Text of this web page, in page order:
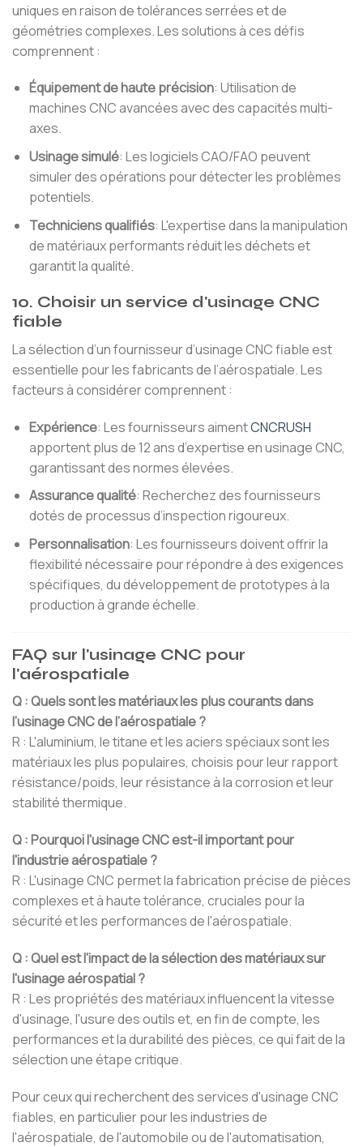
uniques en raison de tolérances serrées et de
géométries complexes. Les solutions à ces défis
comprennent :
Équipement de haute précision: Utilisation de
machines CNC avancées avec des capacités multi-
axes.
Usinage simulé: Les logiciels CAO/FAO peuvent
simuler des opérations pour détecter les problèmes
potentiels.
Techniciens qualifiés: L'expertise dans la manipulation
de matériaux performants réduit les déchets et
garantit la qualité.
10. Choisir un service d'usinage CNC
fiable
La sélection d’un fournisseur d’usinage CNC fiable est
essentielle pour les fabricants de l’aérospatiale. Les
facteurs à considérer comprennent :
Expérience: Les fournisseurs aimentCNCRUSH
apportent plus de 12 ans d’expertise en usinage CNC,
garantissant des normes élevées.
Assurance qualité: Recherchez des fournisseurs
dotés de processus d’inspection rigoureux.
Personnalisation: Les fournisseurs doivent offrir la
flexibilité nécessaire pour répondre à des exigences
spécifiques, du développement de prototypes à la
production à grande échelle.
FAQ sur l'usinage CNC pour
l'aérospatiale
Q : Quels sont les matériaux les plus courants dans
l’usinage CNC de l’aérospatiale ?
R : L'aluminium, le titane et les aciers spéciaux sont les
matériaux les plus populaires, choisis pour leur rapport
résistance/poids, leur résistance à la corrosion et leur
stabilité thermique.
Q : Pourquoi l'usinage CNC est-il important pour
l'industrie aérospatiale ?
R : L'usinage CNC permet la fabrication précise de pièces
complexes et à haute tolérance, cruciales pour la
sécurité et les performances de l'aérospatiale.
Q : Quel est l'impact de la sélection des matériaux sur
l'usinage aérospatial ?
R : Les propriétés des matériaux influencent la vitesse
d'usinage, l'usure des outils et, en fin de compte, les
performances et la durabilité des pièces, ce qui fait de la
sélection une étape critique.
Pour ceux qui recherchent des services d'usinage CNC
fiables, en particulier pour les industries de
l'aérospatiale, de l'automobile ou de l'automatisation,